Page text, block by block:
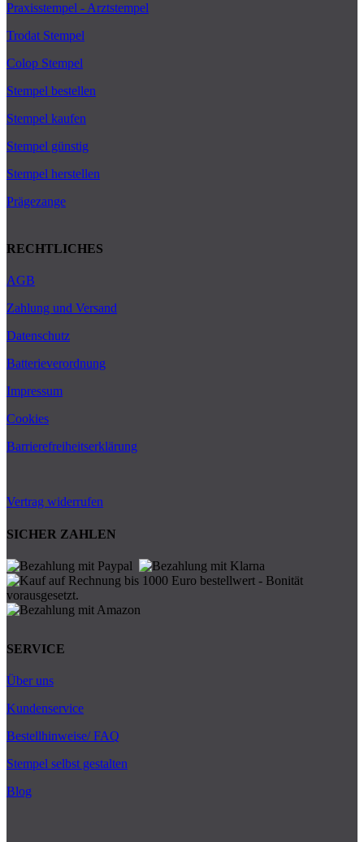
Praxisstempel - Arztstempel
Trodat Stempel
Colop Stempel
Stempel bestellen
Stempel kaufen
Stempel günstig
Stempel herstellen
Prägezange
RECHTLICHES
AGB
Zahlung und Versand
Datenschutz
Batterieverordnung
Impressum
Cookies
Barrierefreiheitserklärung
Vertrag widerrufen
SICHER ZAHLEN
SERVICE
Über uns
Kundenservice
Bestellhinweise/ FAQ
Stempel selbst gestalten
Blog